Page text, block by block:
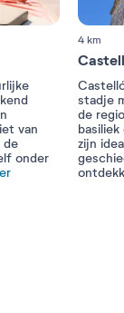
van
de
onder
4 km
stadje
de
zijn